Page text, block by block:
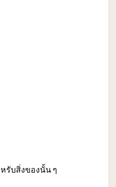
รับสิ่งของนั้น ๆ